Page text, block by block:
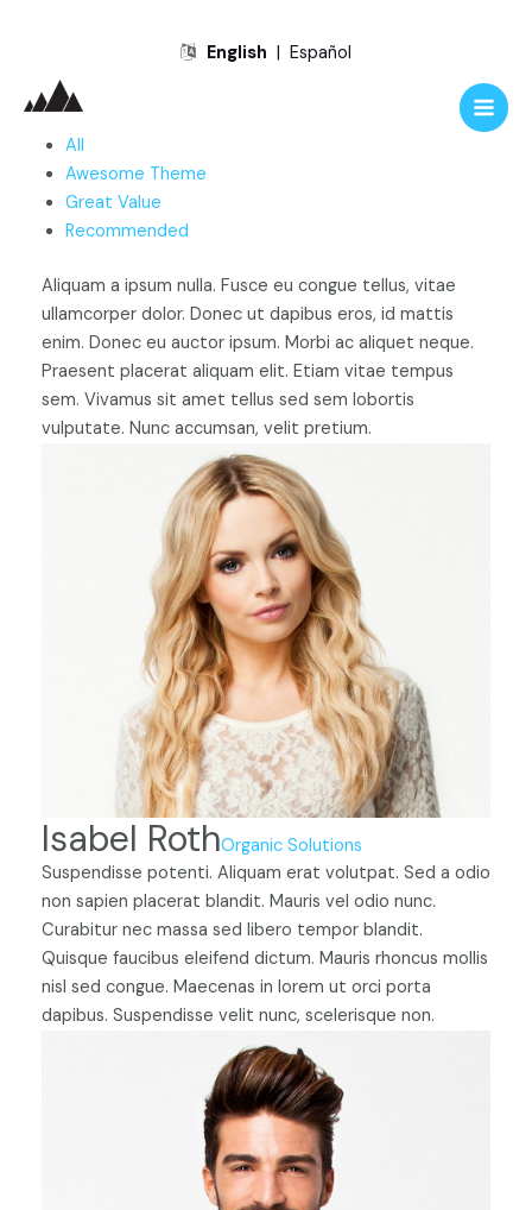
content
English | Español
Main
All
Awesome Theme
Great Value
Recommended
Aliquam a ipsum nulla. Fusce eu congue tellus, vitae
ullamcorper dolor. Donec ut dapibus eros, id mattis
enim. Donec eu auctor ipsum. Morbi ac aliquet neque.
Praesent placerat aliquam elit. Etiam vitae tempus
sem. Vivamus sit amet tellus sed sem lobortis
vulputate. Nunc accumsan, velit pretium.
Isabel RothOrganic Solutions
Suspendisse potenti. Aliquam erat volutpat. Sed a odio
non sapien placerat blandit. Mauris vel odio nunc.
Curabitur nec massa sed libero tempor blandit.
Quisque faucibus eleifend dictum. Mauris rhoncus mollis
nisl sed congue. Maecenas in lorem ut orci porta
dapibus. Suspendisse velit nunc, scelerisque non.